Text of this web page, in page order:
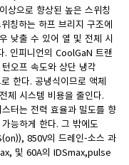
상으로 향상된 높은 스위칭
칭하는 하프 브리지 구조에
낮출 수 있어 열 및 전체 시
. 인피니언의 CoolGaN 트랜
오프 속도와 상단 냉각
한다. 공냉식이므로 액체
체 시스템 비용을 줄인다.
터는 전력 효율과 밀도를 향
능하게 한다. 그 밖에도
850V의 드레인-소스 과
및 60A의 IDSmax,pulse